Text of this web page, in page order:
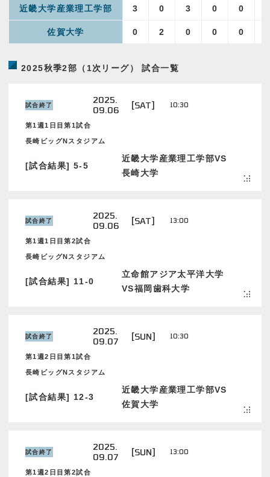
近畿大学産業理工学部 3 0 3 0 0
佐賀大学 0 2 0 0 0
2025秋季2部（1次リーグ） 試合一覧
試合終了
2025.
09.06
[SAT] 10:30
第1週1日目第1試合
長崎ビッグNスタジアム
[試合結果] 5-5
近畿大学産業理工学部VS
長崎大学
試合終了
2025.
09.06
[SAT] 13:00
第1週1日目第2試合
長崎ビッグNスタジアム
[試合結果] 11-0
立命館アジア太平洋大学
VS福岡歯科大学
試合終了
2025.
09.07
[SUN] 10:30
第1週2日目第1試合
長崎ビッグNスタジアム
[試合結果] 12-3
近畿大学産業理工学部VS
佐賀大学
試合終了
2025.
09.07
[SUN] 13:00
第1週2日目第2試合